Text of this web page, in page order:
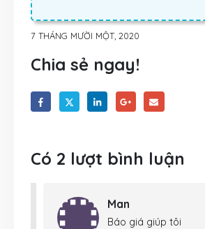
7 THÁNG MƯỜI MỘT, 2020
Chia sẻ ngay!
Có 2 lượt bình luận
Man
Báo giá giúp tôi